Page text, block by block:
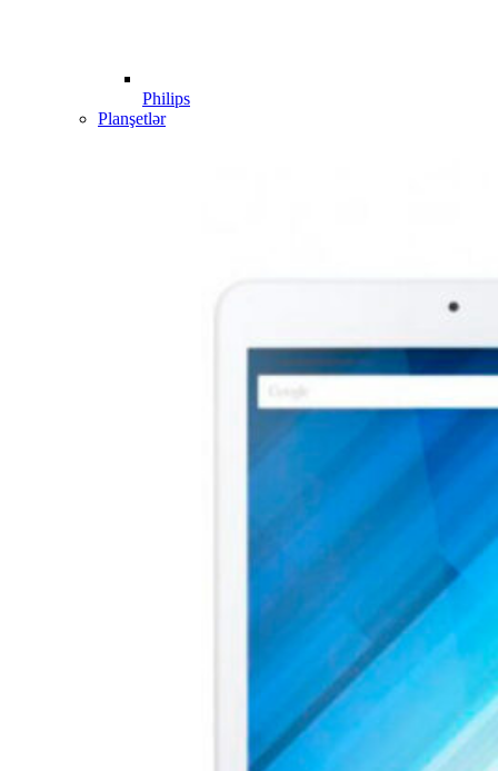
Philips
Planşetlər